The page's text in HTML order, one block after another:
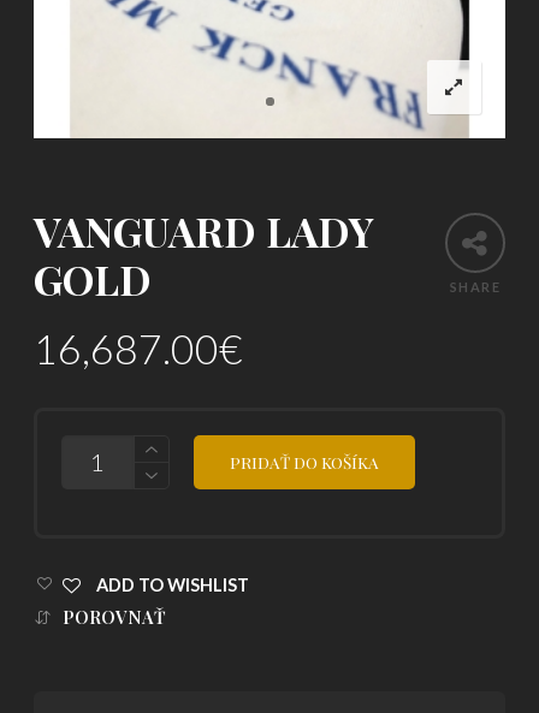
SHARE
VANGUARD LADY
GOLD
16,687.00€
PRIDAŤ DO KOŠÍKA
ADD TO WISHLIST
POROVNAŤ